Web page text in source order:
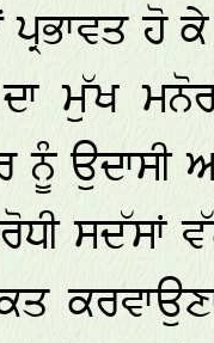
ਪ੍ਰਭਾਵਤ
ਦਾ ਮੁੱਖ
ਨੂੰ ਉਦਾਸੀ
ਸਦੱਸਾਂ